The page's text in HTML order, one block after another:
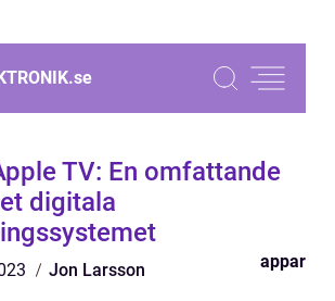
se
TV: En omfattande
digitala
Jon Larsson appar